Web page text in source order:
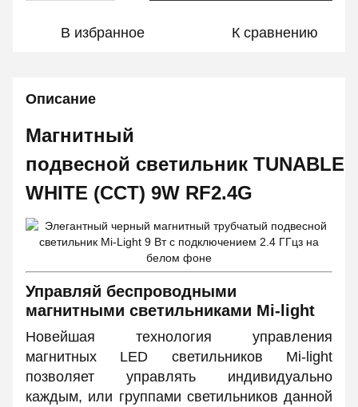
В избранное К сравнению
Описание
Магнитный
подвесной светильник TUNABLE
WHITE (CCT) 9W RF2.4G
Управляй беспроводными
магнитными светильниками Mi-light
Новейшая технология управления
магнитных LED светильников Mi-light
позволяет управлять индивидуально
каждым, или группами светильников данной